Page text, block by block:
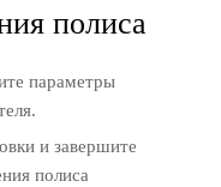
полиса
параметры
и завершите
полиса